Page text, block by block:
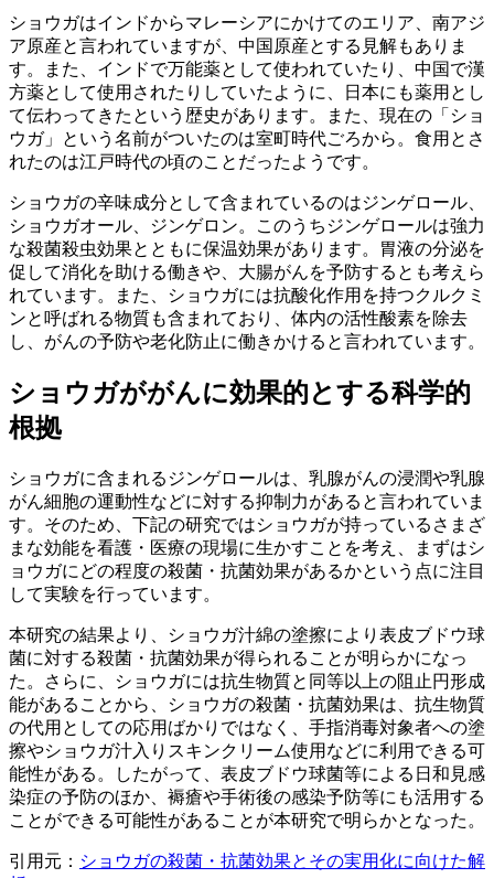
ショウガはインドからマレーシアにかけてのエリア、南アジ
ア原産と言われていますが、中国原産とする見解もありま
す。また、インドで万能薬として使われていたり、中国で漢
方薬として使用されたりしていたように、日本にも薬用とし
て伝わってきたという歴史があります。また、現在の「ショ
ウガ」という名前がついたのは室町時代ごろから。食用とさ
れたのは江戸時代の頃のことだったようです。
ショウガの辛味成分として含まれているのはジンゲロール、
ショウガオール、ジンゲロン。このうちジンゲロールは強力
な殺菌殺虫効果とともに保温効果があります。胃液の分泌を
促して消化を助ける働きや、大腸がんを予防するとも考えら
れています。また、ショウガには抗酸化作用を持つクルクミ
ンと呼ばれる物質も含まれており、体内の活性酸素を除去
し、がんの予防や老化防止に働きかけると言われています。
ショウガががんに効果的とする科学的
根拠
ショウガに含まれるジンゲロールは、乳腺がんの浸潤や乳腺
がん細胞の運動性などに対する抑制力があると言われていま
す。そのため、下記の研究ではショウガが持っているさまざ
まな効能を看護・医療の現場に生かすことを考え、まずはシ
ョウガにどの程度の殺菌・抗菌効果があるかという点に注目
して実験を行っています。
本研究の結果より、ショウガ汁綿の塗擦により表皮ブドウ球
菌に対する殺菌・抗菌効果が得られることが明らかになっ
た。さらに、ショウガには抗生物質と同等以上の阻止円形成
能があることから、ショウガの殺菌・抗菌効果は、抗生物質
の代用としての応用ばかりではなく、手指消毒対象者への塗
擦やショウガ汁入りスキンクリーム使用などに利用できる可
能性がある。したがって、表皮ブドウ球菌等による日和見感
染症の予防のほか、褥瘡や手術後の感染予防等にも活用する
ことができる可能性があることが本研究で明らかとなった。
引用元： ショウガの殺菌・抗菌効果とその実用化に向けた解